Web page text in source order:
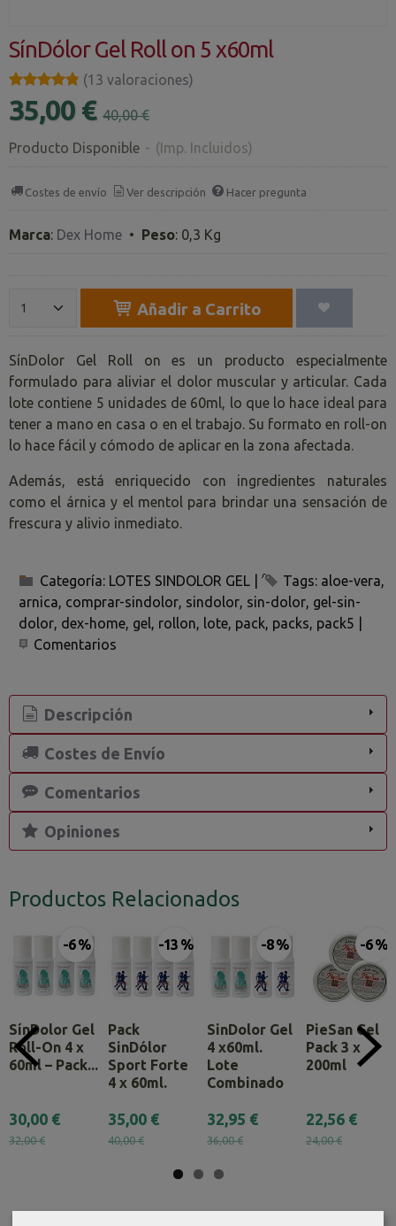
SínDólor Gel Roll on 5 x60ml
★★★★★
★★★★★ (13 valoraciones)
35,00 € 40,00 €
Producto Disponible - (Imp. Incluidos)
Costes de envío Ver descripción Hacer pregunta
Marca: Dex Home • Peso: 0,3 Kg
Añadir a Carrito
SínDolor Gel Roll on es un producto especialmente
formulado para aliviar el dolor muscular y articular. Cada
lote contiene 5 unidades de 60ml, lo que lo hace ideal para
tener a mano en casa o en el trabajo. Su formato en roll-on
lo hace fácil y cómodo de aplicar en la zona afectada.
Además, está enriquecido con ingredientes naturales
como el árnica y el mentol para brindar una sensación de
frescura y alivio inmediato.
Categoría: LOTES SINDOLOR GEL Tags: aloe-vera
arnica comprar-sindolor sindolor sin-dolor gel-sin-
dolor dex-home gel rollon lote pack packs pack5
Comentarios
Descripción
Costes de Envío
Comentarios
Opiniones
Productos Relacionados
-6 %
SínDolor Gel
Roll-On 4 x
60ml – Pack...
30,00 €
32,00 €
-13 %
Pack
SinDólor
Sport Forte
4 x 60ml.
35,00 €
40,00 €
-8 %
SinDolor Gel
4 x60ml.
Lote
Combinado
32,95 €
36,00 €
-6 %
PieSan Gel
Pack 3 x
200ml
22,56 €
24,00 €